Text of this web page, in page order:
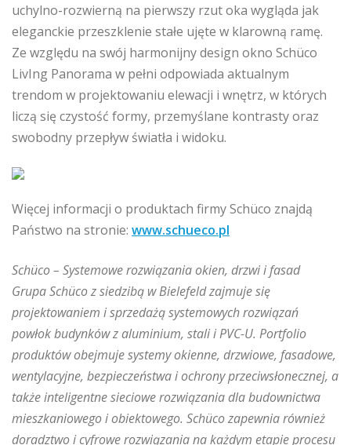
uchylno-rozwierną na pierwszy rzut oka wygląda jak
eleganckie przeszklenie stałe ujęte w klarowną ramę.
Ze względu na swój harmonijny design okno Schüco
LivIng Panorama w pełni odpowiada aktualnym
trendom w projektowaniu elewacji i wnętrz, w których
liczą się czystość formy, przemyślane kontrasty oraz
swobodny przepływ światła i widoku.
Więcej informacji o produktach firmy Schüco znajdą
Państwo na stronie: www.schueco.pl
Schüco – Systemowe rozwiązania okien, drzwi i fasad
Grupa Schüco z siedzibą w Bielefeld zajmuje się
projektowaniem i sprzedażą systemowych rozwiązań
powłok budynków z aluminium, stali i PVC-U. Portfolio
produktów obejmuje systemy okienne, drzwiowe, fasadowe,
wentylacyjne, bezpieczeństwa i ochrony przeciwsłonecznej, a
także inteligentne sieciowe rozwiązania dla budownictwa
mieszkaniowego i obiektowego. Schüco zapewnia również
doradztwo i cyfrowe rozwiązania na każdym etapie procesu